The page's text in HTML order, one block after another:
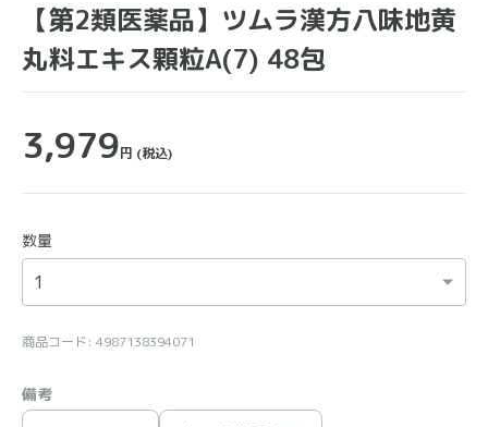
【第2類医薬品】ツムラ漢方八味地黄
丸料エキス顆粒A(7) 48包
3,979円 (税込)
数量
商品コード: 4987138394071
備考